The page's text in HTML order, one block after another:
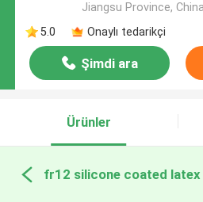
Jiangsu Province,
5.0
Onaylı tedarikçi
Şimdi ara
Ürünler